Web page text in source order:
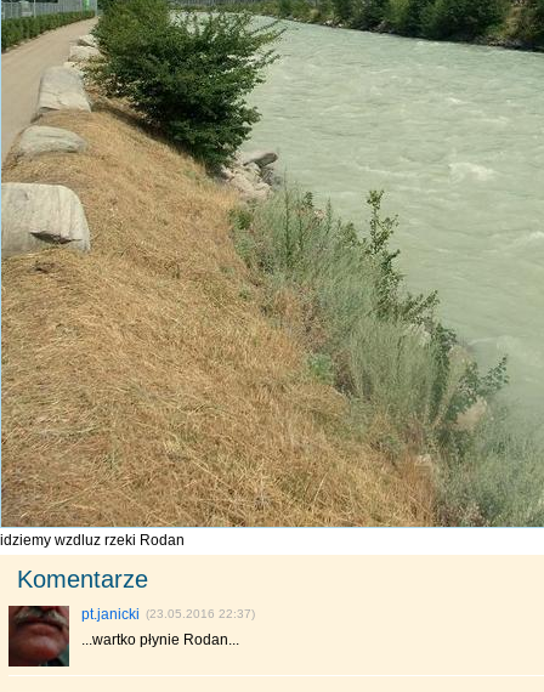
idziemy wzdluz rzeki Rodan
Komentarze
pt.janicki (23.05.2016 22:37)
...wartko płynie Rodan...